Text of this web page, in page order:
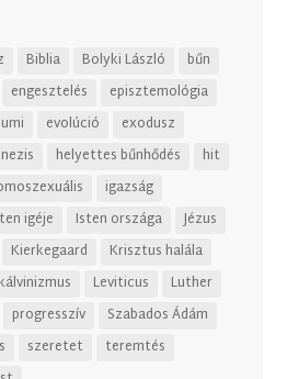
Biblia Bolyki László
bűn
engesztelés
episztemológia
evolúció
exodusz
helyettes bűnhődés
hit
igazság
igéje Isten országa
Jézus
Kierkegaard
Krisztus halála
kálvinizmus Leviticus
Luther
progresszív
Szabados Ádám
szeretet
teremtés